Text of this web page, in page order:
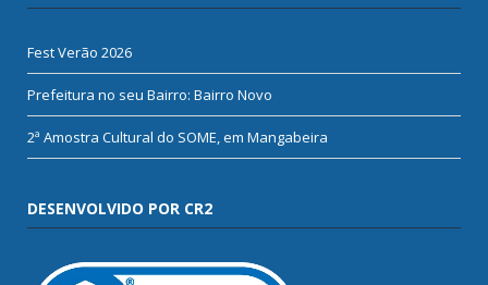
Fest Verão 2026
Prefeitura no seu Bairro: Bairro Novo
2ª Amostra Cultural do SOME, em Mangabeira
DESENVOLVIDO POR CR2